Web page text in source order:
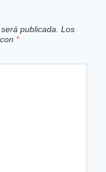
publicada. Los
*